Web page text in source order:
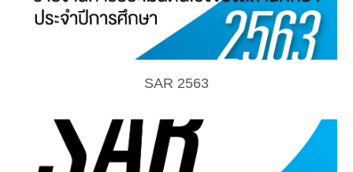
SAR 2563